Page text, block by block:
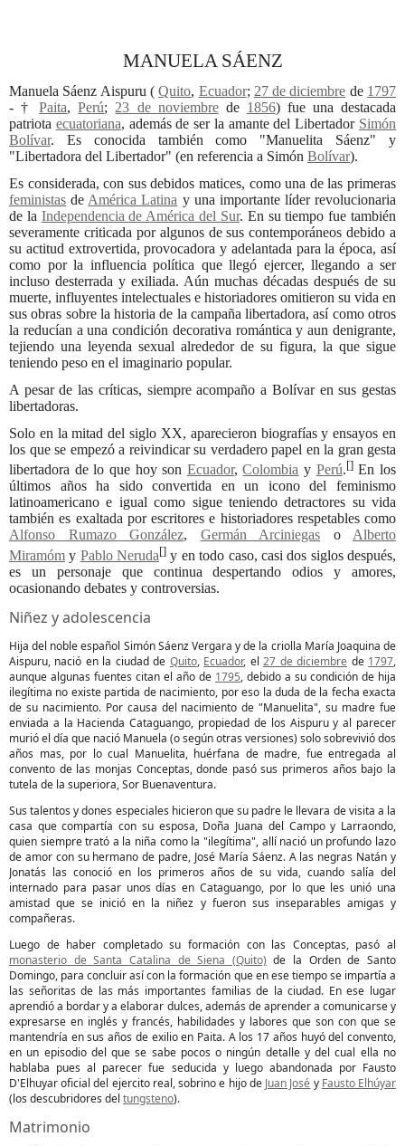
MANUELA SÁENZ
Manuela Sáenz Aispuru (Quito, Ecuador; 27 de diciembre de 1797
- †Paita,Perú; 23 de noviembrede 1856) fue una destacada
patriota ecuatoriana, además de ser la amante del Libertador Simón
Bolívar. Es conocida también como "Manuelita Sáenz" y
"Libertadora del Libertador" (en referencia a Simón Bolívar).
Es considerada, con sus debidos matices, como una de las primeras
feministas de América Latina y una importante líder revolucionaria
de la Independencia de América del Sur. En su tiempo fue también
severamente criticada por algunos de sus contemporáneos debido a
su actitud extrovertida, provocadora y adelantada para la época, así
como por la influencia política que llegó ejercer, llegando a ser
incluso desterrada y exiliada. Aún muchas décadas después de su
muerte, influyentes intelectuales e historiadores omitieron su vida en
sus obras sobre la historia de la campaña libertadora, así como otros
la reducían a una condición decorativa romántica y aun denigrante,
tejiendo una leyenda sexual alrededor de su figura, la que sigue
teniendo peso en el imaginario popular.
A pesar de las críticas, siempre acompaño a Bolívar en sus gestas
libertadoras.
Solo en la mitad del siglo XX, aparecieron biografías y ensayos en
los que se empezó a reivindicar su verdadero papel en la gran gesta
libertadora de lo que hoy son Ecuador,Colombia y Perú.[]En los
últimos años ha sido convertida en un icono del feminismo
latinoamericano e igual como sigue teniendo detractores su vida
también es exaltada por escritores e historiadores respetables como
Alfonso Rumazo González, Germán Arciniegas o Alberto
Miramóm y Pablo Neruda[] y en todo caso, casi dos siglos después,
es un personaje que continua despertando odios y amores,
ocasionando debates y controversias.
Niñez y adolescencia
Hija del noble español Simón Sáenz Vergara y de la criolla María Joaquina de
Aispuru, nació en la ciudad de Quito, Ecuador, el27 de diciembre de 1797,
aunque algunas fuentes citan el año de 1795, debido a su condición de hija
ilegítima no existe partida de nacimiento, por eso la duda de la fecha exacta
de su nacimiento. Por causa del nacimiento de "Manuelita", su madre fue
enviada a la Hacienda Cataguango, propiedad de los Aispuru y al parecer
murió el día que nació Manuela (o según otras versiones) solo sobrevivió dos
años mas, por lo cual Manuelita, huérfana de madre, fue entregada al
convento de las monjas Conceptas, donde pasó sus primeros años bajo la
tutela de la superiora, Sor Buenaventura.
Sus talentos y dones especiales hicieron que su padre le llevara de visita a la
casa que compartía con su esposa, Doña Juana del Campo y Larraondo,
quien siempre trató a la niña como la "ilegítima", allí nació un profundo lazo
de amor con su hermano de padre, José María Sáenz. A las negras Natán y
Jonatás las conoció en los primeros años de su vida, cuando salía del
internado para pasar unos días en Cataguango, por lo que les unió una
amistad que se inició en la niñez y fueron sus inseparables amigas y
compañeras.
Luego de haber completado su formación con las Conceptas, pasó al
monasterio de Santa Catalina de Siena (Quito) de la Orden de Santo
Domingo, para concluir así con la formación que en ese tiempo se impartía a
las señoritas de las más importantes familias de la ciudad. En ese lugar
aprendió a bordar y a elaborar dulces, además de aprender a comunicarse y
expresarse en inglés y francés, habilidades y labores que son con que se
mantendría en sus años de exilio en Paita. A los 17 años huyó del convento,
en un episodio del que se sabe pocos o ningún detalle y del cual ella no
hablaba pues al parecer fue seducida y luego abandonada por Fausto
D'Elhuyar oficial del ejercito real, sobrino e hijo de Juan José y Fausto Elhúyar
(los descubridores del tungsteno).
Matrimonio